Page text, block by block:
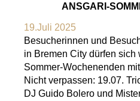
ANSGARI-
19.Juli 2025
Besucherinnen und
in Bremen City dürfen
Sommer-Wochenenden
Nicht verpassen: 19.07.
DJ Guido Bolero und